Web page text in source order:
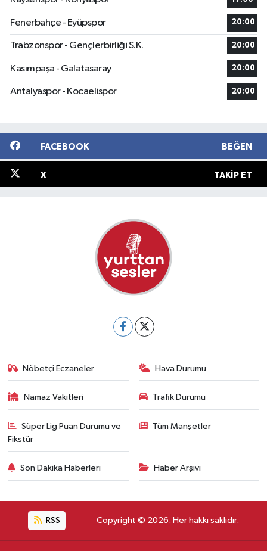
Fenerbahçe - Eyüpspor 20:00
Trabzonspor - Gençlerbirliği S.K. 20:00
Kasımpaşa - Galatasaray 20:00
Antalyaspor - Kocaelispor 20:00
FACEBOOK BEĞEN
X TAKIP ET
Nöbetçi Eczaneler Hava Durumu
Namaz Vakitleri Trafik Durumu
Süper Lig Puan Durumu ve
Fikstür
Tüm Manşetler
Son Dakika Haberleri Haber Arşivi
RSS Copyright © 2026. Her hakkı saklıdır.